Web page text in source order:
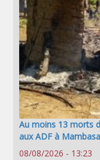
Au moins 13 morts
aux ADF à Mambasa
08/08/2026 - 13:23